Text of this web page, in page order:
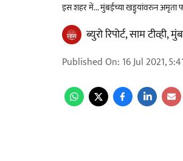
इस शहर में... मुंबईच्या खड्ड्यांवरुन अमृता
ब्युरो रिपोर्ट, साम टीव्ही,
Published On: 16 Jul 2021,